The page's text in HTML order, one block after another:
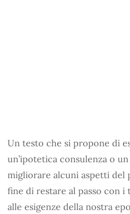
Un testo che si propone di
un’ipotetica consulenza o
migliorare alcuni aspetti del
fine di restare al passo con i
alle esigenze della nostra